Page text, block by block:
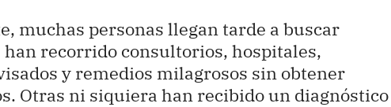
muchas personas llegan tarde a buscar
han recorrido consultorios, hospitales,
y remedios milagrosos sin obtener
Otras ni siquiera han recibido un diagnóstico